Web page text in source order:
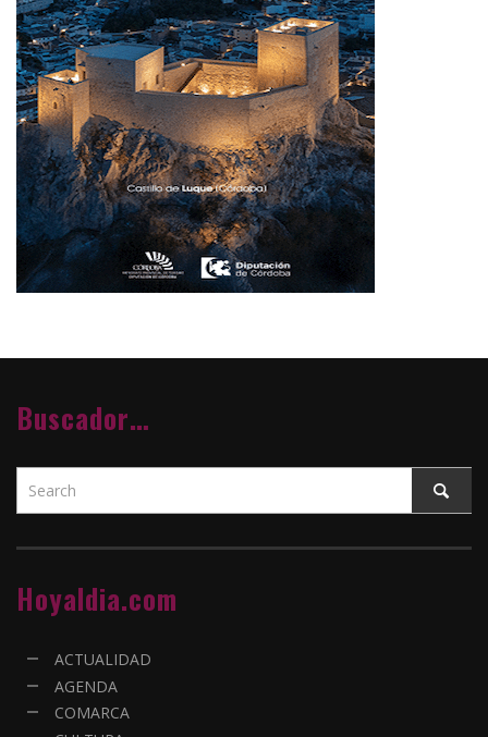
Buscador…
Hoyaldia.com
ACTUALIDAD
AGENDA
COMARCA